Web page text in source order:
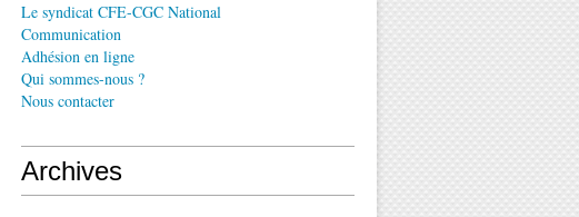
Le syndicat CFE-CGC National
Communication
Adhésion en ligne
Qui sommes-nous ?
Nous contacter
Archives